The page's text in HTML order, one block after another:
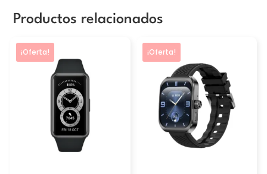
Productos relacionados
¡Oferta!
producto
tiene
múltiples
variantes.
Las
opciones
se
¡Oferta!
tiene
múltiples
variantes.
Las
opciones
se